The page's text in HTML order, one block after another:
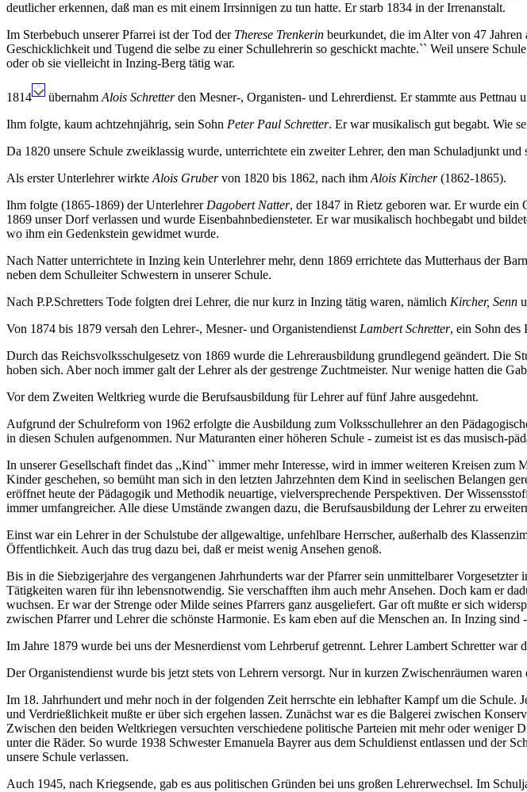
deutlicher erkennen, daß man es mit einem Irrsinnigen zu tun hatte. Er starb 1834 in der Irrenanstalt.
Im Sterbebuch unserer Pfarrei ist der Tod der Therese Trenkerin beurkundet, die im Alter von 47
Geschicklichkeit und Tugend die selbe zu einer Schullehrerin so geschickt machte.`` Weil unsere
oder ob sie vielleicht in Inzing-Berg tätig war.
1814 übernahm Alois Schretterden Mesner-, Organisten- und Lehrerdienst. Er stammte aus Pettnau
Ihm folgte, kaum achtzehnjährig, sein Sohn Peter Paul Schretter. Er war musikalisch gut begabt. Wie
Da 1820 unsere Schule zweiklassig wurde, unterrichtete ein zweiter Lehrer, den man Schuladjunkt und
Als erster Unterlehrer wirkte Alois Grubervon 1820 bis 1862, nach ihm Alois Kircher(1862-1865).
Ihm folgte (1865-1869) der Unterlehrer Dagobert Natter, der 1847 in Rietz geboren war. Er wurde ein
1869 unser Dorf verlassen und wurde Eisenbahnbediensteter. Er war musikalisch hochbegabt und
wo ihm ein Gedenkstein gewidmet wurde.
Nach Natter unterrichtete in Inzing kein Unterlehrer mehr, denn 1869 errichtete das Mutterhaus der
neben dem Schulleiter Schwestern in unserer Schule.
Nach P.P.Schretters Tode folgten drei Lehrer, die nur kurz in Inzing tätig waren, nämlich Kircher, Senn
Von 1874 bis 1879 versah den Lehrer-, Mesner- und Organistendienst Lambert Schretter, ein Sohn des
Durch das Reichsvolksschulgesetz von 1869 wurde die Lehrerausbildung grundlegend geändert. Die
hoben sich. Aber noch immer galt der Lehrer als der gestrenge Zuchtmeister. Nur wenige hatten die
Vor dem Zweiten Weltkrieg wurde die Berufsausbildung für Lehrer auf fünf Jahre ausgedehnt.
Aufgrund der Schulreform von 1962 erfolgte die Ausbildung zum Volksschullehrer an den
in diesen Schulen aufgenommen. Nur Maturanten einer höheren Schule - zumeist ist es das musisch-
In unserer Gesellschaft findet das ,,Kind`` immer mehr Interesse, wird in immer weiteren Kreisen
Kinder geschehen, so bemüht man sich in den letzten Jahrzehnten dem Kind in seelischen Belangen
eröffnet heute der Pädagogik und Methodik neuartige, vielversprechende Perspektiven. Der
immer umfangreicher. Alle diese Umstände zwangen dazu, die Berufsausbildung der Lehrer zu
Einst war ein Lehrer in der Schulstube der allgewaltige, unfehlbare Herrscher, außerhalb des
Öffentlichkeit. Auch das trug dazu bei, daß er meist wenig Ansehen genoß.
Bis in die Siebzigerjahre des vergangenen Jahrhunderts war der Pfarrer sein unmittelbarer
Tätigkeiten waren für ihn lebensnotwendig. Sie verschafften ihm auch mehr Ansehen. Doch kam er
wuchsen. Er war der Strenge oder Milde seines Pfarrers ganz ausgeliefert. Gar oft mußte er sich
zwischen Pfarrer und Lehrer die schönste Harmonie. Es kam eben auf die Menschen an. In Inzing
Im Jahre 1879 wurde bei uns der Mesnerdienst vom Lehrberuf getrennt. Lehrer Lambert Schretter war
Der Organistendienst wurde bis jetzt stets von Lehrern versorgt. Nur in kurzen Zwischenräumen
Im 18. Jahrhundert und mehr noch in der folgenden Zeit herrschte ein lebhafter Kampf um die
und Verdrießlichkeit mußte er über sich ergehen lassen. Zunächst war es die Balgerei zwischen
Zwischen den beiden Weltkriegen versuchten verschiedene politische Parteien mit mehr oder
unter die Räder. So wurde 1938 Schwester Emanuela Bayrer aus dem Schuldienst entlassen und der
unsere Schule verlassen.
Auch 1945, nach Kriegsende, gab es aus politischen Gründen bei uns großen Lehrerwechsel. Im